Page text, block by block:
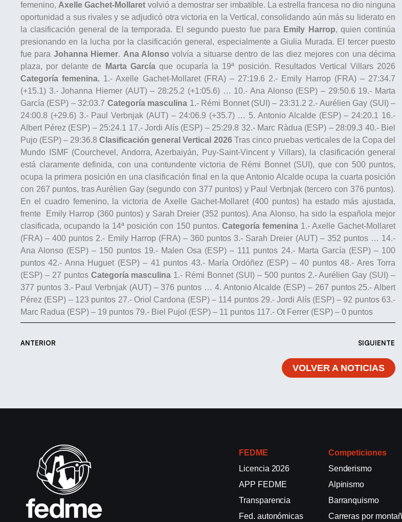
femenino, Axelle Gachet-Mollaret volvió a demostrar ser imbatible. La estrella francesa no dio ninguna
oportunidad a sus rivales y se adjudicó otra victoria en la Vertical, consolidando aún más su liderato en
la clasificación general de la temporada. El segundo puesto fue para Emily Harrop, quien continúa
presionando en la lucha por la clasificación general, especialmente a Giulia Murada. El tercer puesto
fue para Johanna Hiemer. Ana Alonso volvía a situarse dentro de las diez mejores con una décima
plaza, por delante de
Marta Garcíaque ocuparía la 19ª posición. Resultados Vertical Villars 2026
Categoría femenina. 1.- Axelle Gachet-Mollaret (FRA) – 27:19.6 2.- Emily Harrop (FRA) – 27:34.7
(+15.1) 3.- Johanna Hiemer (AUT) – 28:25.2 (+1:05.6) … 10.- Ana Alonso (ESP) – 29:50.6 19.- Marta
García (ESP) – 32:03.7 Categoría masculina 1.- Rémi Bonnet (SUI) – 23:31.2 2.- Aurélien Gay (SUI) –
24:00.8 (+29.6) 3.- Paul Verbnjak (AUT) – 24:06.9 (+35.7) … 5. Antonio Alcalde (ESP) – 24:20.1 16.-
Albert Pérez (ESP) – 25:24.1 17.- Jordi Alís (ESP) – 25:29.8 32.- Marc Ràdua (ESP) – 28:09.3 40.- Biel
Pujo (ESP) – 29:36.8Clasificación general Vertical 2026Tras cinco pruebas verticales de la Copa del
Mundo ISMF (Courchevel, Andorra, Azerbaiyán, Puy-Saint-Vincent y Villars), la clasificación general
está claramente definida, con una contundente victoria de Rémi Bonnet (SUI), que con 500 puntos,
ocupa la primera posición en una clasificación final en la que Antonio Alcalde ocupa la cuarta posición
con 267 puntos, tras Aurélien Gay (segundo con 377 puntos) y Paul Verbnjak (tercero con 376 puntos).
En el cuadro femenino, la victoria de Axelle Gachet-Mollaret (400 puntos) ha estado más ajustada,
frente Emily Harrop (360 puntos) y Sarah Dreier (352 puntos). Ana Alonso, ha sido la española mejor
clasificada, ocupando la 14ª posición con 150 puntos. Categoría femenina1.- Axelle Gachet-Mollaret
(FRA) – 400 puntos 2.- Emily Harrop (FRA) – 360 puntos 3.- Sarah Dreier (AUT) – 352 puntos … 14.-
Ana Alonso (ESP) – 150 puntos 19.- Malen Osa (ESP) – 111 puntos 24.- Marta García (ESP) – 100
puntos 42.- Anna Huguet (ESP) – 41 puntos 43.- María Ordóñez (ESP) – 40 puntos 48.- Ares Torra
(ESP) – 27 puntos Categoría masculina 1.- Rémi Bonnet (SUI) – 500 puntos 2.- Aurélien Gay (SUI) –
377 puntos 3.- Paul Verbnjak (AUT) – 376 puntos … 4. Antonio Alcalde (ESP) – 267 puntos 25.- Albert
Pérez (ESP) – 123 puntos 27.- Oriol Cardona (ESP) – 114 puntos 29.- Jordi Alís (ESP) – 92 puntos 63.-
Marc Radua (ESP) – 19 puntos 79.- Biel Pujol (ESP) – 11 puntos 117.- Ot Ferrer (ESP) – 0 puntos
ANTERIOR SIGUIENTE
VOLVER A NOTICIAS
FEDME
Licencia 2026
APP FEDME
Transparencia
Fed. autonómicas
Competiciones
Senderismo
Alpinismo
Barranquismo
Carreras por